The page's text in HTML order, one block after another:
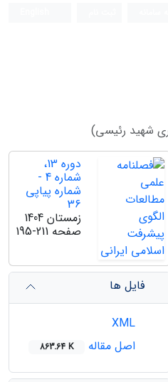
شهید رئیسی)
دوره 13،
شماره 4 -
شماره پیاپی
36
زمستان 1404
صفحه 195-211
فایل ها
اصل مقاله
863.64 K